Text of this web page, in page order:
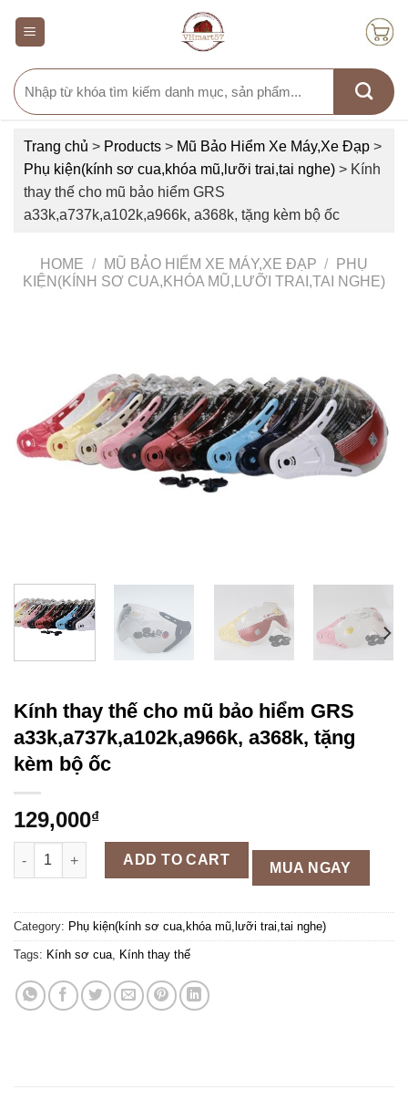
Search
for:
Trang chủ > Products > Mũ Bảo Hiểm Xe Máy,Xe Đạp >
Phụ kiện(kính sơ cua,khóa mũ,lưỡi trai,tai nghe) > Kính
thay thế cho mũ bảo hiểm GRS
a33k,a737k,a102k,a966k, a368k, tặng kèm bộ ốc
HOME / MŨ BẢO HIỂM XE MÁY,XE ĐẠP /
PHỤ
KIỆN(KÍNH SƠ CUA,KHÓA MŨ,LƯỠI TRAI,TAI NGHE)
Kính thay thế cho mũ bảo hiểm GRS
a33k,a737k,a102k,a966k, a368k, tặng
kèm bộ ốc
129,000₫
Kính thay thế cho mũ bảo hiểm GRS
ADD TO CART MUA NGAY
Category: Phụ kiện(kính sơ cua,khóa mũ,lưỡi trai,tai nghe)
Tags: Kính sơ cua, Kính thay thế